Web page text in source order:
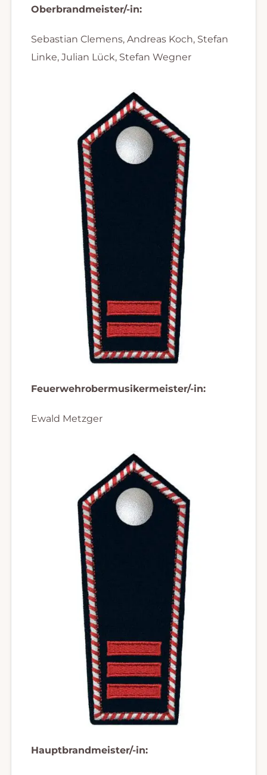
Oberbrandmeister/-in:
Sebastian Clemens, Andreas Koch, Stefan
Linke, Julian Lück, Stefan Wegner
Feuerwehrobermusikermeister/-in:
Ewald Metzger
Hauptbrandmeister/-in: